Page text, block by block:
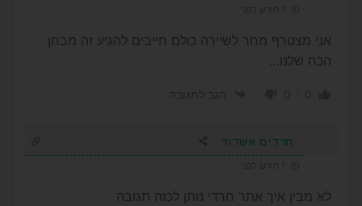
אני מצטרף מחר לשיירה כולם חייבים להגיע זה מבחן
הכח שלנו…
חרדים אשדוד
לא מבין איך אתר חרדי נותן לכזה תגובה